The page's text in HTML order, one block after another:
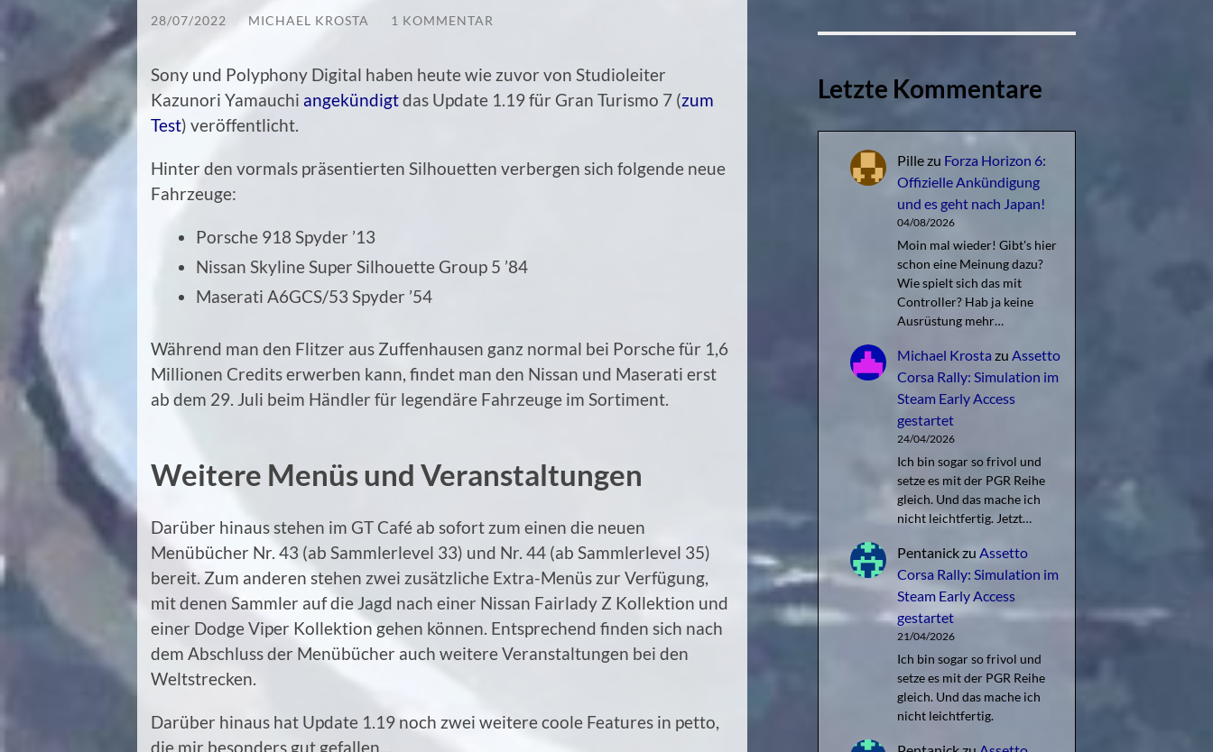
28/07/2022 MICHAEL KROSTA 1 KOMMENTAR
Sony und Polyphony Digital haben heute wie zuvor von Studioleiter
Kazunori Yamauchi angekündigtdas Update 1.19 für Gran Turismo 7 (zum
Test) veröffentlicht.
Hinter den vormals präsentierten Silhouetten verbergen sich folgende neue
Fahrzeuge:
Porsche 918 Spyder ’13
Nissan Skyline Super Silhouette Group 5 ’84
Maserati A6GCS/53 Spyder ’54
Während man den Flitzer aus Zuffenhausen ganz normal bei Porsche für 1,6
Millionen Credits erwerben kann, findet man den Nissan und Maserati erst
ab dem 29. Juli beim Händler für legendäre Fahrzeuge im Sortiment.
Weitere Menüs und Veranstaltungen
Darüber hinaus stehen im GT Café ab sofort zum einen die neuen
Menübücher Nr. 43 (ab Sammlerlevel 33) und Nr. 44 (ab Sammlerlevel 35)
bereit. Zum anderen stehen zwei zusätzliche Extra-Menüs zur Verfügung,
mit denen Sammler auf die Jagd nach einer Nissan Fairlady Z Kollektion und
einer Dodge Viper Kollektion gehen können. Entsprechend finden sich nach
dem Abschluss der Menübücher auch weitere Veranstaltungen bei den
Weltstrecken.
Darüber hinaus hat Update 1.19 noch zwei weitere coole Features in petto,
die mir besonders gut gefallen…
Letzte Kommentare
Pillezu Forza Horizon 6:
Offizielle Ankündigung
und es geht nach Japan!
04/08/2026
Moin mal wieder! Gibt's hier
schon eine Meinung dazu?
Wie spielt sich das mit
Controller? Hab ja keine
Ausrüstung mehr…
Michael Krosta zu Assetto
Corsa Rally: Simulation im
Steam Early Access
gestartet
24/04/2026
Ich bin sogar so frivol und
setze es mit der PGR Reihe
gleich. Und das mache ich
nicht leichtfertig. Jetzt…
Pentanickzu Assetto
Corsa Rally: Simulation im
Steam Early Access
gestartet
21/04/2026
Ich bin sogar so frivol und
setze es mit der PGR Reihe
gleich. Und das mache ich
nicht leichtfertig.